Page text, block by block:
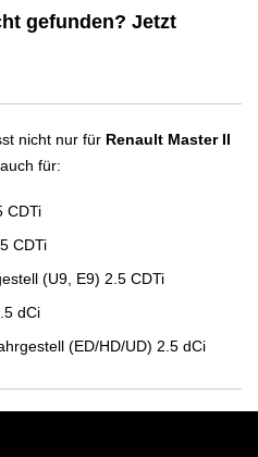
gefunden? Jetzt
nicht nur für Renault Master II
für:
CDTi
CDTi
(U9, E9) 2.5 CDTi
dCi
(ED/HD/UD) 2.5 dCi